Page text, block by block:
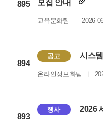
895
모집 안내
교육문화팀 2026-
894
공고 시스
온라인정보화팀
893
행사 2026